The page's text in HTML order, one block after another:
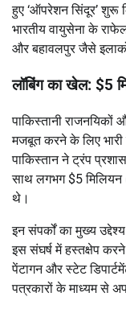
हुए ‘ऑपरेशन सिंदूर’शुरू
भारतीय वायुसेना के
और बहावलपुर जैसे
लॉबिंग का खेल: $5
पाकिस्तानी राजनयिकों
मजबूत करने के लिए
पाकिस्तान ने ट्रंप
साथ लगभग $5 मिलियन
थे।
इन संपर्कों का मुख्य
इस संघर्ष में हस्तक्षेप
पेंटागन और स्टेट
पत्रकारों के माध्यम से